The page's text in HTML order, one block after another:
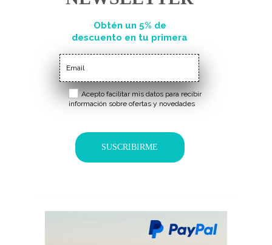
Obtén un 5% de
descuento en tu primera
SUSCRIBIRME
Acepto facilitar mis datos para recibir
información sobre ofertas y novedades